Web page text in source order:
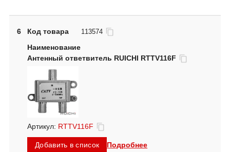
6 Код товара 113574
Антенный ответвитель RUICHI RTTV116F
Артикул: RTTV116F
Добавить в список Подробнее